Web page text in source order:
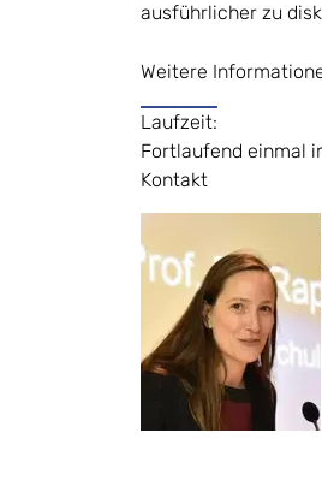
ausführlicher zu
Weitere
Laufzeit:
Fortlaufend einmal
Kontakt